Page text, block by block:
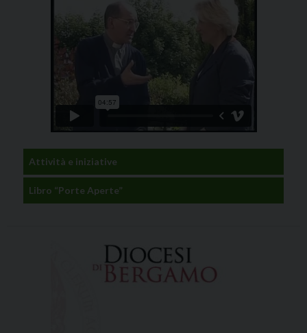
Attività e iniziative
Libro “Porte Aperte”